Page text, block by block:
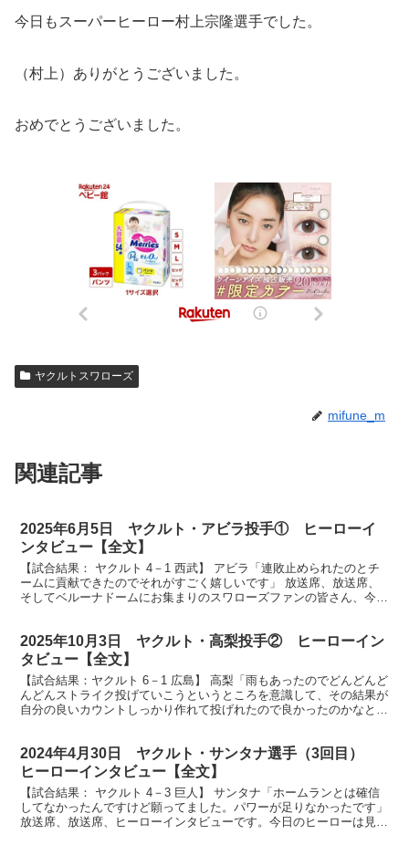
今日もスーパーヒーロー村上宗隆選手でした。
（村上）ありがとうございました。
おめでとうございました。
ヤクルトスワローズ
mifune_m
関連記事
2025年6月5日 ヤクルト・アビラ投手① ヒーローイ
ンタビュー【全文】
【試合結果： ヤクルト 4－1 西武】 アビラ「連敗止められたのとチ
ームに貢献できたのでそれがすごく嬉しいです」 放送席、放送席、
そしてベルーナドームにお集まりのスワローズファンの皆さん、今日
2025年10月3日 ヤクルト・高梨投手② ヒーローイン
タビュー【全文】
【試合結果：ヤクルト 6－1 広島】 高梨「雨もあったのでどんどんど
んどんストライク投げていこうというところを意識して、その結果が
自分の良いカウントしっかり作れて投げれたので良かったのかなと思
2024年4月30日 ヤクルト・サンタナ選手（3回目）
ヒーローインタビュー【全文】
【試合結果： ヤクルト 4－3 巨人】 サンタナ「ホームランとは確信
してなかったんですけど願ってました。パワーが足りなかったです」
放送席、放送席、ヒーローインタビューです。今日のヒーローは見事